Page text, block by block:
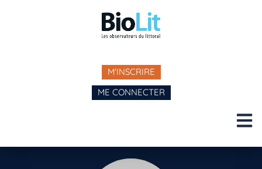
M'INSCRIRE
ME CONNECTER